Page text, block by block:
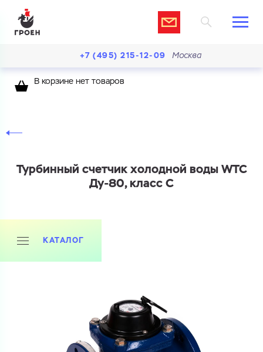
+7 (495) 215-12-09 Москва
В корзине нет товаров
Турбинный счетчик холодной воды WTC
Ду-80, класс C
КАТАЛОГ